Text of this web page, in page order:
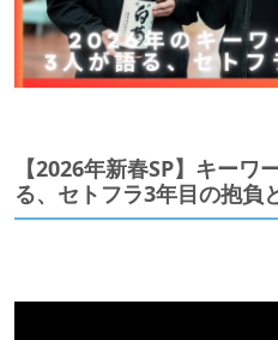
【2026年新春SP】キー
る、セトフラ3年目の抱